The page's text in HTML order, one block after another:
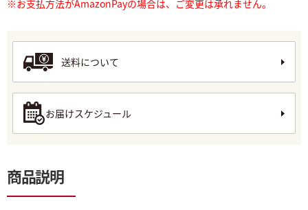
※お支払方法がAmazonPayの場合は、ご変更は承れません。
送料について
お届けスケジュール
商品説明